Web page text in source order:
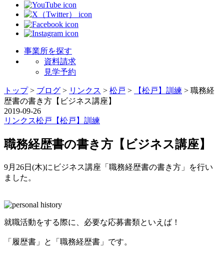
事業所を探す
資料請求
見学予約
トップ> ブログ > リンクス > 松戸 > 【松戸】訓練 > 職務経
歴書の書き方【ビジネス講座】
2019-09-26
リンクス松戸 【松戸】訓練
職務経歴書の書き方【ビジネス講座】
9月26日(木)にビジネス講座「職務経歴書の書き方」を行い
ました。
就職活動をする際に、必要な応募書類といえば！
「履歴書」と「職務経歴書」です。